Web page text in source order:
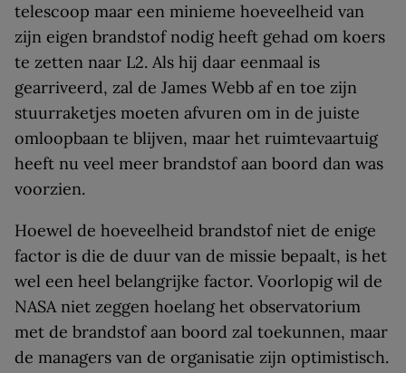
telescoop maar een minieme hoeveelheid van
zijn eigen brandstof nodig heeft gehad om koers
te zetten naar L2. Als hij daar eenmaal is
gearriveerd, zal de James Webb af en toe zijn
stuurraketjes moeten afvuren om in de juiste
omloopbaan te blijven, maar het ruimtevaartuig
heeft nu veel meer brandstof aan boord dan was
voorzien.
Hoewel de hoeveelheid brandstof niet de enige
factor is die de duur van de missie bepaalt, is het
wel een heel belangrijke factor. Voorlopig wil de
NASA niet zeggen hoelang het observatorium
met de brandstof aan boord zal toekunnen, maar
de managers van de organisatie zijn optimistisch.